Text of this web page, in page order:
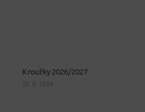
Kroužky 2026/2027
23. 6. 2026